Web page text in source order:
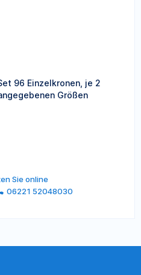
96 Einzelkronen, je 2
Größen
Sie online
06221 52048030